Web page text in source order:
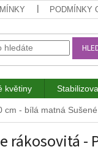
PODMÍNKY
květiny
cm - bílá matná
rákosovitá -